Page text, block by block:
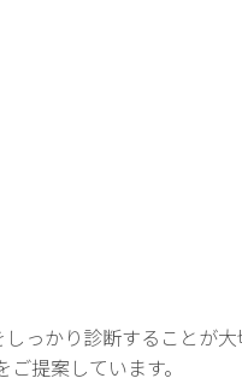
っかり診断することが大
提案しています。